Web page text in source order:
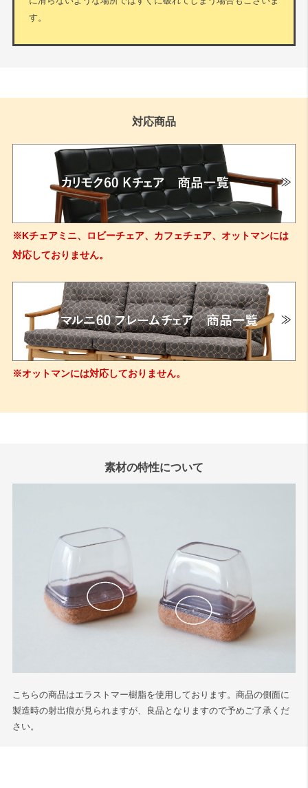
す。
対応商品
※Kチェアミニ、ロビーチェア、カフェチェア、オットマンには
対応しておりません。
※オットマンには対応しておりません。
素材の特性について
こちらの商品はエラストマー樹脂を使用しております。商品の側面に
製造時の射出痕が見られますが、良品となりますので予めご了承くだ
さい。